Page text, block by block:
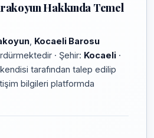
Hakkında Temel
Kocaeli Barosu
· Şehir: Kocaeli ·
tarafından talep edilip
bilgileri platformda